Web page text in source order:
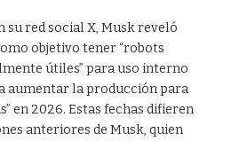
su red social X, Musk reveló
objetivo tener “robots
útiles” para uso interno
aumentar la producción para
en 2026. Estas fechas difieren
anteriores de Musk, quien